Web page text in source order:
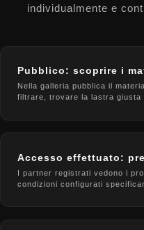
individualmente e
Pubblico: scoprire i
Nella galleria pubblica il
filtrare, trovare la lastra giusta
Accesso effettuato:
I partner registrati vedono i
condizioni configurati